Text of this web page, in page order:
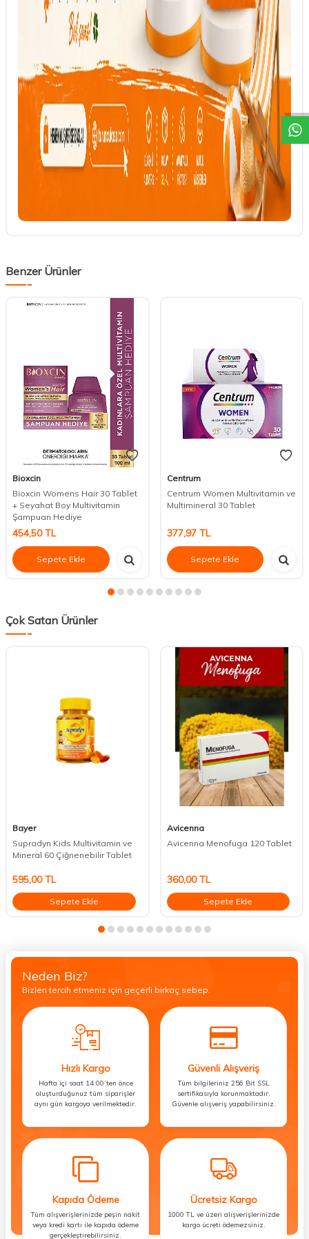
DESTEK
Benzer Ürünler
Bioxcin
Bioxcin Womens Hair 30 Tablet
+ Seyahat Boy Multivitamin
Şampuan Hediye
454,50TL
Sepete Ekle
Centrum
Centrum Women Multivitamin ve
Multimineral 30 Tablet
377,97TL
Sepete Ekle
Çok Satan Ürünler
Bayer
Supradyn Kids Multivitamin ve
Mineral 60 Çiğnenebilir Tablet
595,00TL
Sepete Ekle
Avicenna
Avicenna Menofuga 120 Tablet
360,00TL
Sepete Ekle
Neden Biz?
Bizleri tercih etmeniz için geçerli birkaç sebep.
Hızlı Kargo
Hafta içi saat 14:00’ten önce
oluşturduğunuz tüm siparişler
aynı gün kargoya verilmektedir.
Güvenli Alışveriş
Tüm bilgileriniz 256 Bit SSL
sertifikasıyla korunmaktadır.
Güvenle alışveriş yapabilirsiniz.
Kapıda Ödeme
Tüm alışverişlerinizde peşin nakit
veya kredi kartı ile kapıda ödeme
gerçekleştirebilirsiniz.
Ücretsiz Kargo
1000 TL ve üzeri alışverişlerinizde
kargo ücreti ödemezsiniz.